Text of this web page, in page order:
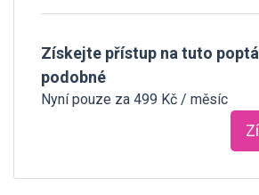
Získejte přístup na tuto
podobné
Nyní pouze za 499 Kč / měsíc